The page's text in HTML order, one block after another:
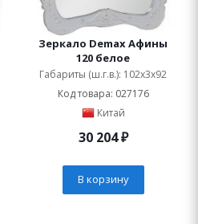
Зеркало Demax Афины
120 белое
Габариты (ш.г.в.): 102x3x92
Код товара: 027176
Китай
30 204₽
В корзину